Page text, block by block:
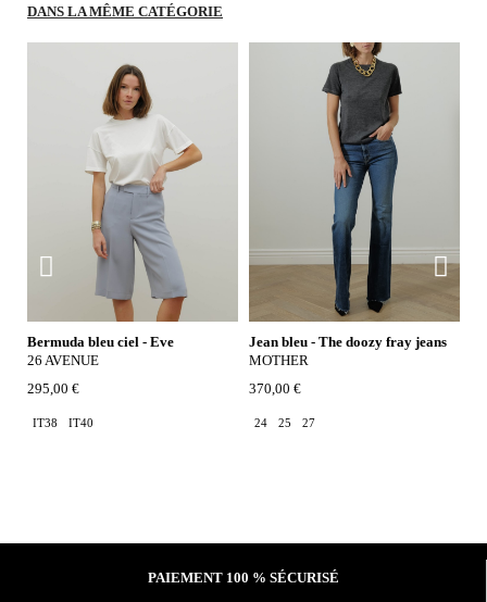
DANS LA MÊME CATÉGORIE
Bermuda bleu ciel - Eve
26 AVENUE
295,00 €
IT38 IT40
Jean bleu - The doozy fray jeans
MOTHER
370,00 €
24 25 27
PAIEMENT 100 % SÉCURISÉ